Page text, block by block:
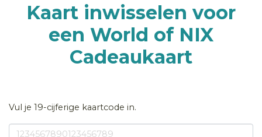
Kaart inwisselen voor
een World of NIX
Cadeaukaart
Vul je 19-cijferige kaartcode in.